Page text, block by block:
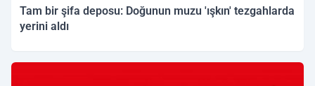
Tam bir şifa deposu: Doğunun muzu 'ışkın' tezgahlarda
yerini aldı